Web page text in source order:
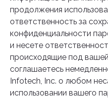
продолжения
ответственность за
конфиденциальности
и несете
происходящие под
соглашаетесь
Infotech, Inc. о любом
использовании вашего